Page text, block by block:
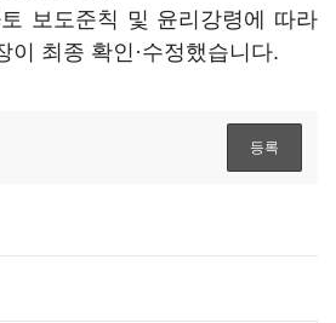
보도준칙 및 윤리강령에 따라
이 최종 확인·수정했습니다.